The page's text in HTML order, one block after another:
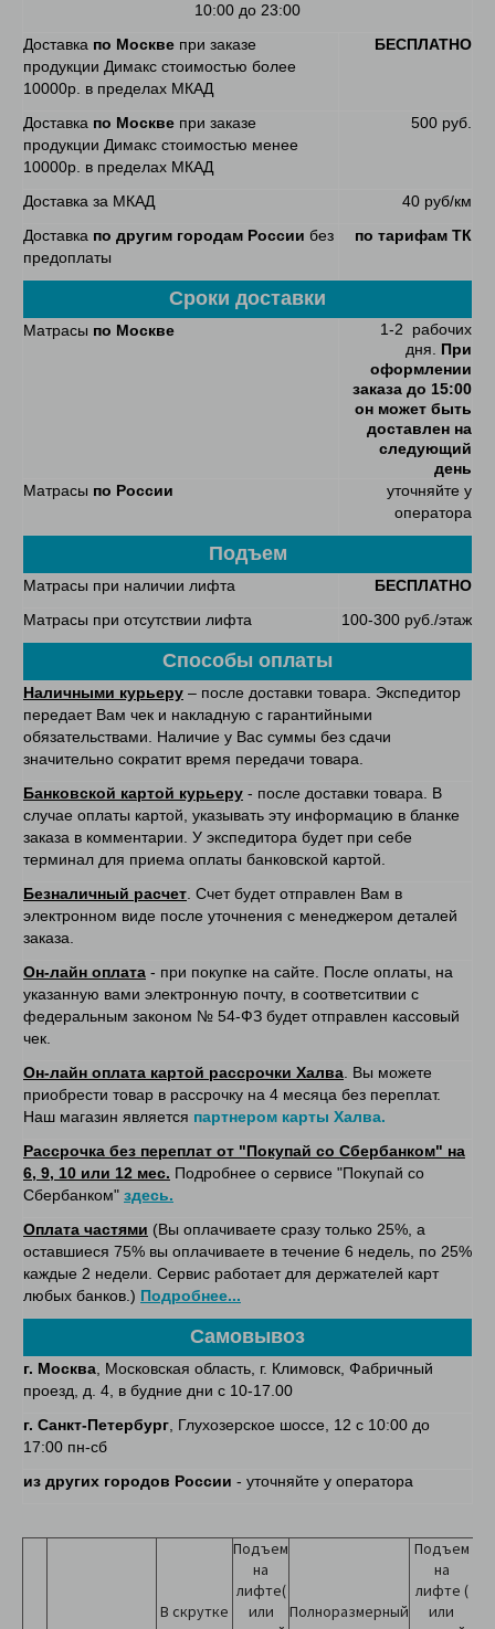
10:00 до 23:00
Доставка по Москве при заказе
продукции Димакс стоимостью более
10000р. в пределах МКАД
БЕСПЛАТНО
Доставка по Москве при заказе
продукции Димакс стоимостью менее
10000р. в пределах МКАД
500 руб.
Доставка за МКАД
40 руб/км
Доставка по другим городам России без
предоплаты
по тарифам ТК
Сроки доставки
Матрасы по Москве
1-2 рабочих
дня. При
оформлении
заказа до 15:00
он может быть
доставлен на
следующий
день
Матрасы по России
уточняйте у
оператора
Подъем
Матрасы при наличии лифта
БЕСПЛАТНО
Матрасы при отсутствии лифта
100-300 руб./этаж
Способы оплаты
Наличными курьеру – после доставки товара. Экспедитор
передает Вам чек и накладную с гарантийными
обязательствами. Наличие у Вас суммы без сдачи
значительно сократит время передачи товара.
Банковской картой курьеру - после доставки товара. В
случае оплаты картой, указывать эту информацию в бланке
заказа в комментарии. У экспедитора будет при себе
терминал для приема оплаты банковской картой.
Безналичный расчет. Счет будет отправлен Вам в
электронном виде после уточнения с менеджером деталей
заказа.
Он-лайн оплата - при покупке на сайте. После оплаты, на
указанную вами электронную почту, в соответситвии с
федеральным законом № 54-ФЗ будет отправлен кассовый
чек.
Он-лайн оплата картой рассрочки Халва. Вы можете
приобрести товар в рассрочку на 4 месяца без переплат.
Наш магазин является партнером карты Халва.
Рассрочка без переплат от "Покупай со Сбербанком" на
6, 9, 10 или 12 мес. Подробнее о сервисе "Покупай со
Сбербанком" здесь.
Оплата частями (Вы оплачиваете сразу только 25%, а
оставшиеся 75% вы оплачиваете в течение 6 недель, по 25%
каждые 2 недели. Сервис работает для держателей карт
любых банков.) Подробнее...
Самовывоз
г. Москва, Московская область, г. Климовск, Фабричный
проезд, д. 4, в будние дни с 10-17.00
г. Санкт-Петербург, Глухозерское шоссе, 12 с 10:00 до
17:00 пн-сб
из других городов России - уточняйте у оператора
В скрутке
Подъем
на
лифте(
или
Полноразмерный
Подъем
на
лифте (
или